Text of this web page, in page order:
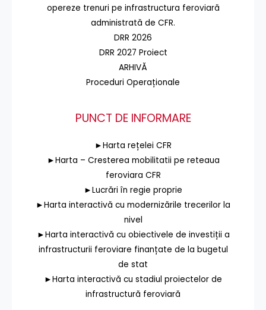
opereze trenuri pe infrastructura feroviară
administrată de CFR.
DRR 2026
DRR 2027 Proiect
ARHIVĂ
Proceduri Operaționale
PUNCT DE INFORMARE
►Harta rețelei CFR
►Harta – Cresterea mobilitatii pe reteaua
feroviara CFR
►Lucrări în regie proprie
►Harta interactivă cu modernizările trecerilor la
nivel
►Harta interactivă cu obiectivele de investiții a
infrastructurii feroviare finanțate de la bugetul
de stat
►Harta interactivă cu stadiul proiectelor de
infrastructură feroviară